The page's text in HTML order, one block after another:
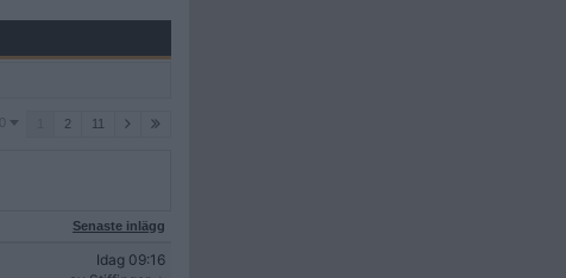
2 11
Senaste inlägg
Idag 09:16